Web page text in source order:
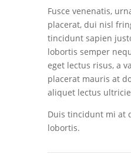
Fusce venenatis,
placerat, dui nisl
tincidunt sapien
lobortis semper
eget lectus risus, a
placerat mauris at
aliquet lectus
Duis tincidunt mi at
lobortis.